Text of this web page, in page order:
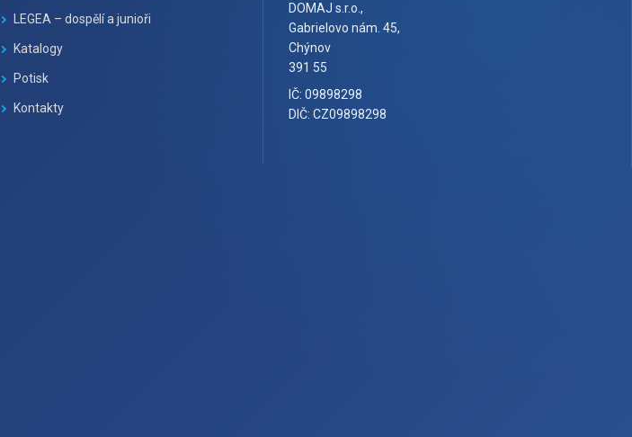
LEGEA – dospělí a junioři
Katalogy
Potisk
Kontakty
DOMAJ s.r.o.,
Gabrielovo nám. 45,
Chýnov
391 55
IČ: 09898298
DIČ: CZ09898298